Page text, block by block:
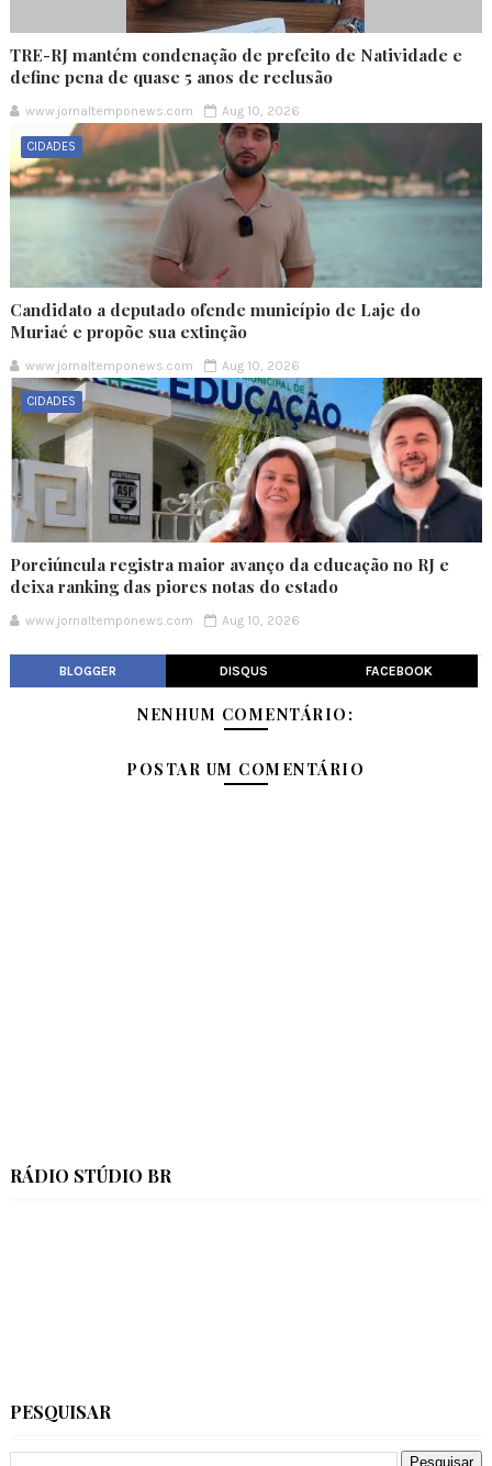
TRE-RJ mantém condenação de prefeito de Natividade e
define pena de quase 5 anos de reclusão
www.jornaltemponews.com Aug 10, 2026
CIDADES
Candidato a deputado ofende município de Laje do
Muriaé e propõe sua extinção
www.jornaltemponews.com Aug 10, 2026
CIDADES
Porciúncula registra maior avanço da educação no RJ e
deixa ranking das piores notas do estado
www.jornaltemponews.com Aug 10, 2026
BLOGGER DISQUS FACEBOOK
NENHUM COMENTÁRIO:
POSTAR UM COMENTÁRIO
RÁDIO STÚDIO BR
PESQUISAR